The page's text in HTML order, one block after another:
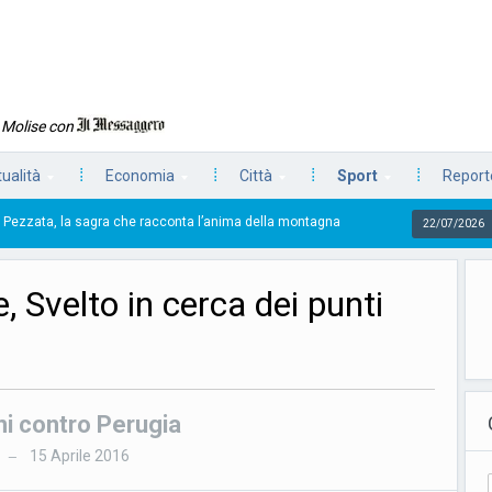
con
Economia Città Sport
racconta l’anima della montagna 22/07/2026 Gentile:
Svelto in cerca dei punti
contro Perugia
— 15 Aprile 2016